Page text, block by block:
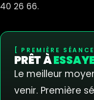
40 26 66.
PREMIÈRE
PRÊT À
Le meilleur
venir. Première